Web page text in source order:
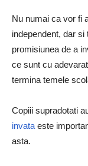
Nu numai ca vor fi
independent, dar
promisiunea de a
ce sunt cu
termina temele
Copiii supradotati
invata este
asta.